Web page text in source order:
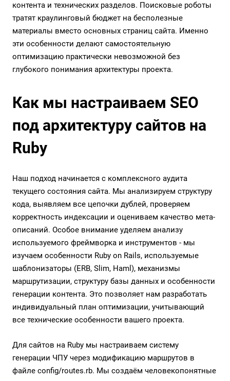
контента и технических разделов. Поисковые роботы
тратят краулинговый бюджет на бесполезные
материалы вместо основных страниц сайта. Именно
эти особенности делают самостоятельную
оптимизацию практически невозможной без
глубокого понимания архитектуры проекта.
Как мы настраиваем SEO
под архитектуру сайтов на
Ruby
Наш подход начинается с комплексного аудита
текущего состояния сайта. Мы анализируем структуру
кода, выявляем все цепочки дублей, проверяем
корректность индексации и оцениваем качество мета-
описаний. Особое внимание уделяем анализу
используемого фреймворка и инструментов - мы
изучаем особенности Ruby on Rails, используемые
шаблонизаторы (ERB, Slim, Haml), механизмы
маршрутизации, структуру базы данных и особенности
генерации контента. Это позволяет нам разработать
индивидуальный план оптимизации, учитывающий
все технические особенности вашего проекта.
Для сайтов на Ruby мы настраиваем систему
генерации ЧПУ через модификацию маршрутов в
файле config/routes.rb. Мы создаём человекопонятные